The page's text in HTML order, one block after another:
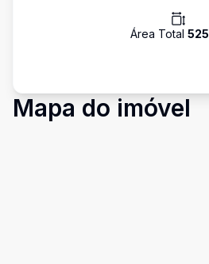
Área Total 525
Mapa do imóvel